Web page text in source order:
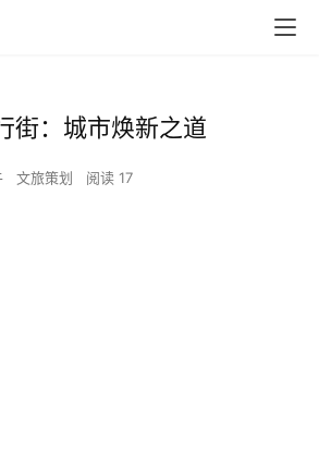
街：城市焕新之道
文旅策划 阅读 17